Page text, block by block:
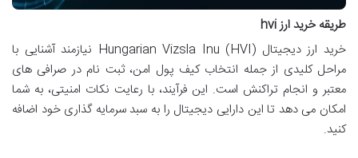
طریقه خرید ارز hvi
خرید ارز دیجیتال Hungarian Vizsla Inu (HVI) نیازمند آشنایی با
مراحل کلیدی از جمله انتخاب کیف پول امن، ثبت نام در صرافی های
معتبر و انجام تراکنش است. این فرآیند، با رعایت نکات امنیتی، به شما
امکان می دهد تا این دارایی دیجیتال را به سبد سرمایه گذاری خود اضافه
کنید.